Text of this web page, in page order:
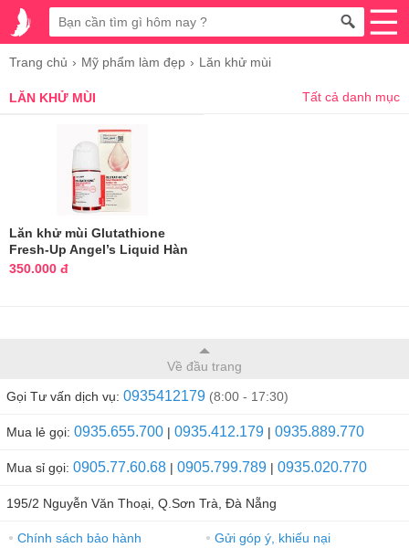
Trang chủ Mỹ phẩm làm đẹp Lăn khử mùi
LĂN KHỬ MÙI Tất cả danh mục
Lăn khử mùi Glutathione
Fresh-Up Angel’s Liquid Hàn
Quốc
350.000 đ
Về đầu trang
Gọi Tư vấn dịch vụ: 0935412179 (8:00 - 17:30)
Mua lẻ gọi: 0935.655.700 | 0935.412.179 | 0935.889.770
Mua sỉ gọi: 0905.77.60.68 | 0905.799.789 | 0935.020.770
195/2 Nguyễn Văn Thoại, Q.Sơn Trà, Đà Nẵng
● Chính sách bảo hành ● Gửi góp ý, khiếu nại